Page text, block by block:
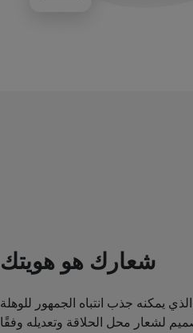
شعارك هو هويتك
يمكنه جذب انتباه الجمهور للوهلة
لشعار محل الحلاقة وتعديله وفقًا